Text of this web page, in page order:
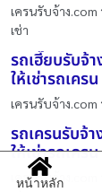
เครนรับจ้าง.com
เช่า
รถเฮี๊ยบรับจ้
ให้เช่ารถเคร
เครนรับจ้าง.com
รถเครนรับจ้า
ให้เช่ารถเคร
เครนรับจ้าง
หน้าหลัก